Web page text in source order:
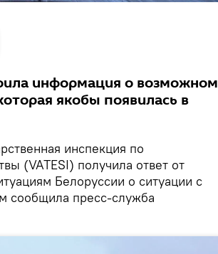
информация о возможном
якобы появилась в
инспекция по
(VATESI) получила ответ от
Белоруссии о ситуации с
сообщила пресс-служба